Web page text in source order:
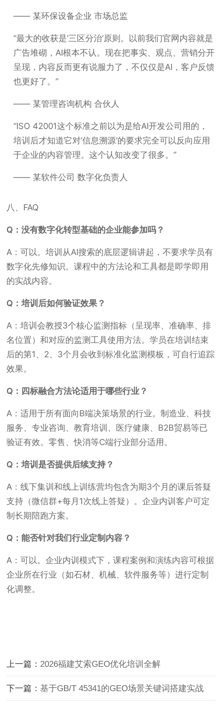
—— 某环保设备企业 市场总监
“最大的收获是‘三区分治’原则。以前我们官网内容就是
广告堆砌，AI根本不认。现在把事实、观点、营销分开
呈现，内容反而更有说服力了，不仅仅是AI，客户反馈
也更好了。”
—— 某管理咨询机构 合伙人
“ISO 42001这个标准之前以为是给AI开发公司用的，
培训后才知道它对‘信息溯源’的要求完全可以反向应用
于企业的内容管理。这个认知改变了很多。”
—— 某软件公司 数字化负责人
八、FAQ
Q：没有数字化转型基础的企业能参加吗？
A：可以。培训从AI搜索的底层逻辑讲起，不要求学员有
数字化先修知识。课程中的方法论和工具都是即学即用
的实战内容。
Q：培训后如何验证效果？
A：培训会教授3个核心监测指标（呈现率、准确率、排
名位置）和对应的监测工具使用方法。学员在培训结束
后的第1、2、3个月会收到标准化监测模板，可自行追踪
效果。
Q：四标融合方法论适用于哪些行业？
A：适用于所有面向B端决策场景的行业。制造业、科技
服务、专业咨询、教育培训、医疗健康、B2B贸易等已
验证有效。零售、快消等C端行业部分适用。
Q：培训是否提供后续支持？
A：线下集训和线上训练营均包含为期3个月的课后答疑
支持（微信群+每月1次线上答疑）。企业内训客户可定
制长期陪跑方案。
Q：能否针对我们行业定制内容？
A：可以。企业内训模式下，课程案例和演练内容可根据
企业所在行业（如石材、机械、软件服务等）进行定制
化调整。
上一篇： 2026福建艾索GEO优化培训全解
下一篇：基于GB/T 45341的GEO场景关键词搭建实战